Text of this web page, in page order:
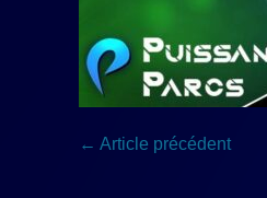
Navigation
← Article précédent